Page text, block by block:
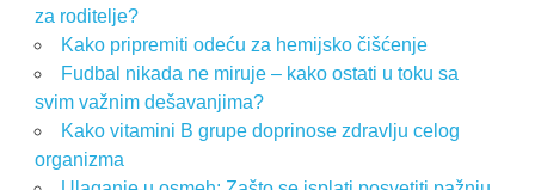
za roditelje?
Kako pripremiti odeću za hemijsko čišćenje
Fudbal nikada ne miruje – kako ostati u toku sa
svim važnim dešavanjima?
Kako vitamini B grupe doprinose zdravlju celog
organizma